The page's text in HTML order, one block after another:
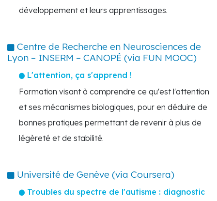
développement et leurs apprentissages.
Centre de Recherche en Neurosciences de
Lyon – INSERM – CANOPÉ (via FUN MOOC)
L'attention, ça s'apprend !
Formation visant à comprendre ce qu'est l'attention
et ses mécanismes biologiques, pour en déduire de
bonnes pratiques permettant de revenir à plus de
légèreté et de stabilité.
Université de Genève (via Coursera)
Troubles du spectre de l'autisme : diagnostic